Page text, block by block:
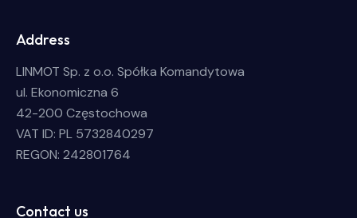
Address
LINMOT Sp. z o.o. Spółka Komandytowa
ul. Ekonomiczna 6
42-200 Częstochowa
VAT ID: PL 5732840297
REGON: 242801764
Contact us